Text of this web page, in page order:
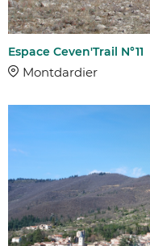
Espace Ceven'Trail N°11
Montdardier